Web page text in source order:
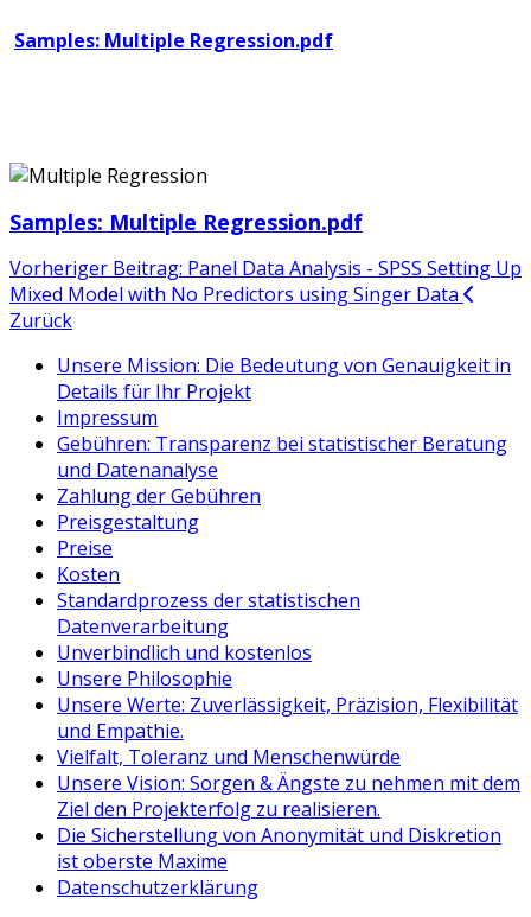
Samples: Multiple Regression.pdf
Samples: Multiple Regression.pdf
Vorheriger Beitrag: Panel Data Analysis - SPSS Setting Up
Mixed Model with No Predictors using Singer Data
Zurück
Unsere Mission: Die Bedeutung von Genauigkeit in
Details für Ihr Projekt
Impressum
Gebühren: Transparenz bei statistischer Beratung
und Datenanalyse
Zahlung der Gebühren
Preisgestaltung
Preise
Kosten
Standardprozess der statistischen
Datenverarbeitung
Unverbindlich und kostenlos
Unsere Philosophie
Unsere Werte: Zuverlässigkeit, Präzision, Flexibilität
und Empathie.
Vielfalt, Toleranz und Menschenwürde
Unsere Vision: Sorgen & Ängste zu nehmen mit dem
Ziel den Projekterfolg zu realisieren.
Die Sicherstellung von Anonymität und Diskretion
ist oberste Maxime
Datenschutzerklärung